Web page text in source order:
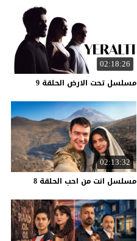
02:18:26
مسلسل تحت الارض الحلقة 9
02:13:32
مسلسل انت من احب الحلقة 8